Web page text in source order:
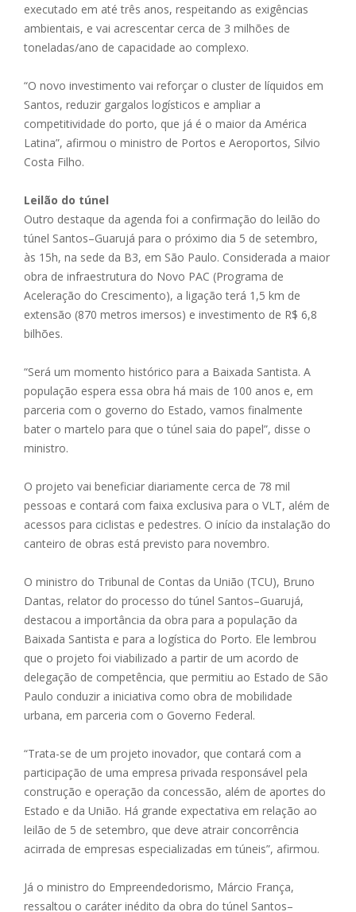
executado em até três anos, respeitando as exigências
ambientais, e vai acrescentar cerca de 3 milhões de
toneladas/ano de capacidade ao complexo.
“O novo investimento vai reforçar o cluster de líquidos em
Santos, reduzir gargalos logísticos e ampliar a
competitividade do porto, que já é o maior da América
Latina”, afirmou o ministro de Portos e Aeroportos, Silvio
Costa Filho.
Leilão do túnel
Outro destaque da agenda foi a confirmação do leilão do
túnel Santos–Guarujá para o próximo dia 5 de setembro,
às 15h, na sede da B3, em São Paulo. Considerada a maior
obra de infraestrutura do Novo PAC (Programa de
Aceleração do Crescimento), a ligação terá 1,5 km de
extensão (870 metros imersos) e investimento de R$ 6,8
bilhões.
“Será um momento histórico para a Baixada Santista. A
população espera essa obra há mais de 100 anos e, em
parceria com o governo do Estado, vamos finalmente
bater o martelo para que o túnel saia do papel”, disse o
ministro.
O projeto vai beneficiar diariamente cerca de 78 mil
pessoas e contará com faixa exclusiva para o VLT, além de
acessos para ciclistas e pedestres. O início da instalação do
canteiro de obras está previsto para novembro.
O ministro do Tribunal de Contas da União (TCU), Bruno
Dantas, relator do processo do túnel Santos–Guarujá,
destacou a importância da obra para a população da
Baixada Santista e para a logística do Porto. Ele lembrou
que o projeto foi viabilizado a partir de um acordo de
delegação de competência, que permitiu ao Estado de São
Paulo conduzir a iniciativa como obra de mobilidade
urbana, em parceria com o Governo Federal.
“Trata-se de um projeto inovador, que contará com a
participação de uma empresa privada responsável pela
construção e operação da concessão, além de aportes do
Estado e da União. Há grande expectativa em relação ao
leilão de 5 de setembro, que deve atrair concorrência
acirrada de empresas especializadas em túneis”, afirmou.
Já o ministro do Empreendedorismo, Márcio França,
ressaltou o caráter inédito da obra do túnel Santos–